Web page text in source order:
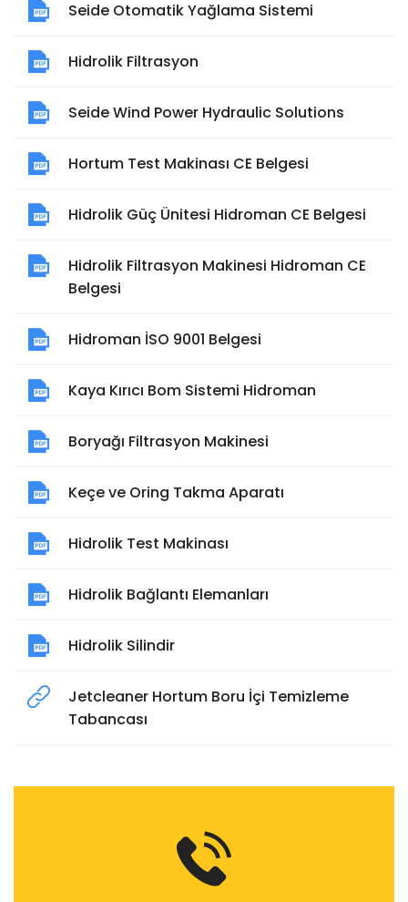
Seide Otomatik Yağlama Sistemi
Hidrolik Filtrasyon
Seide Wind Power Hydraulic Solutions
Hortum Test Makinası CE Belgesi
Hidrolik Güç Ünitesi Hidroman CE Belgesi
Hidrolik Filtrasyon Makinesi Hidroman CE
Belgesi
Hidroman İSO 9001 Belgesi
Kaya Kırıcı Bom Sistemi Hidroman
Boryağı Filtrasyon Makinesi
Keçe ve Oring Takma Aparatı
Hidrolik Test Makinası
Hidrolik Bağlantı Elemanları
Hidrolik Silindir
Jetcleaner Hortum Boru İçi Temizleme
Tabancası